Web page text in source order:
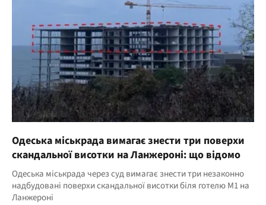
Одеська міськрада вимагає знести три поверхи
скандальної висотки на Ланжероні: що відомо
Одеська міськрада через суд вимагає знести три незаконно
надбудовані поверхи скандальної висотки біля готелю M1 на
Ланжероні